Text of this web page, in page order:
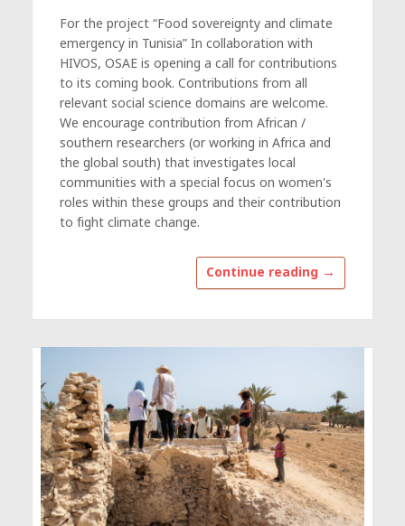
For the project “Food sovereignty and climate
emergency in Tunisia” In collaboration with
HIVOS, OSAE is opening a call for contributions
to its coming book. Contributions from all
relevant social science domains are welcome.
We encourage contribution from African /
southern researchers (or working in Africa and
the global south) that investigates local
communities with a special focus on women's
roles within these groups and their contribution
to fight climate change.
Continue reading →